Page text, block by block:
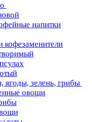
напитки
кофезаменители
зелень, грибы
овощи